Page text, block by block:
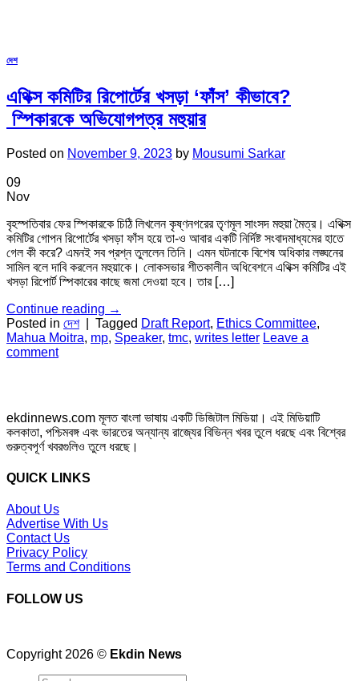
দেশ
এথিক্স কমিটির রিপোর্টের খসড়া ‘ফাঁস’ কীভাবে?
স্পিকারকে অভিযোগপত্র মহুয়ার
Posted on November 9, 2023 by Mousumi Sarkar
09
Nov
বৃহস্পতিবার ফের স্পিকারকে চিঠি লিখলেন কৃষ্ণনগরের তৃণমূল সাংসদ মহুয়া মৈত্র। এথিক্স
কমিটির গোপন রিপোর্টের খসড়া ফাঁস হয়ে তা-ও আবার একটি নির্দিষ্ট সংবাদমাধ্যমের হাতে
গেল কী করে? এমনই সব প্রশ্ন তুললেন তিনি। এমন ঘটনাকে বিশেষ অধিকার লঙ্ঘনের
সামিল বলে দাবি করলেন মহুয়াকে। লোকসভার শীতকালীন অধিবেশনে এথিক্স কমিটির এই
খসড়া রিপোর্ট স্পিকারের কাছে জমা দেওয়া হবে। তার […]
Continue reading →
Posted in দেশ Tagged Draft Report, Ethics Committee,
Mahua Moitra, mp, Speaker, tmc, writes letter Leave a
comment
ekdinnews.com মূলত বাংলা ভাষায় একটি ডিজিটাল মিডিয়া। এই মিডিয়াটি
কলকাতা, পশ্চিমবঙ্গ এবং ভারতের অন্যান্য রাজ্যের বিভিন্ন খবর তুলে ধরছে এবং বিশ্বের
গুরুত্বপূর্ণ খবরগুলিও তুলে ধরছে।
QUICK LINKS
About Us
Advertise With Us
Contact Us
Privacy Policy
Terms and Conditions
FOLLOW US
Copyright 2026 © Ekdin News